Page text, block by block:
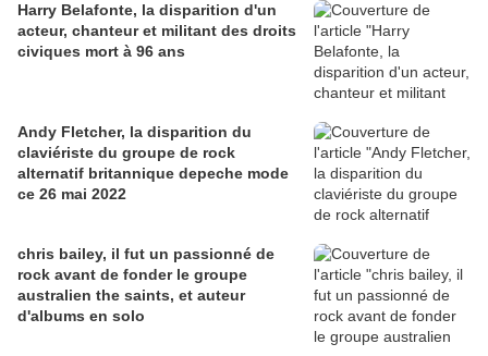
Harry Belafonte, la disparition d'un
acteur, chanteur et militant des droits
civiques mort à 96 ans
Andy Fletcher, la disparition du
claviériste du groupe de rock
alternatif britannique depeche mode
ce 26 mai 2022
chris bailey, il fut un passionné de
rock avant de fonder le groupe
australien the saints, et auteur
d'albums en solo